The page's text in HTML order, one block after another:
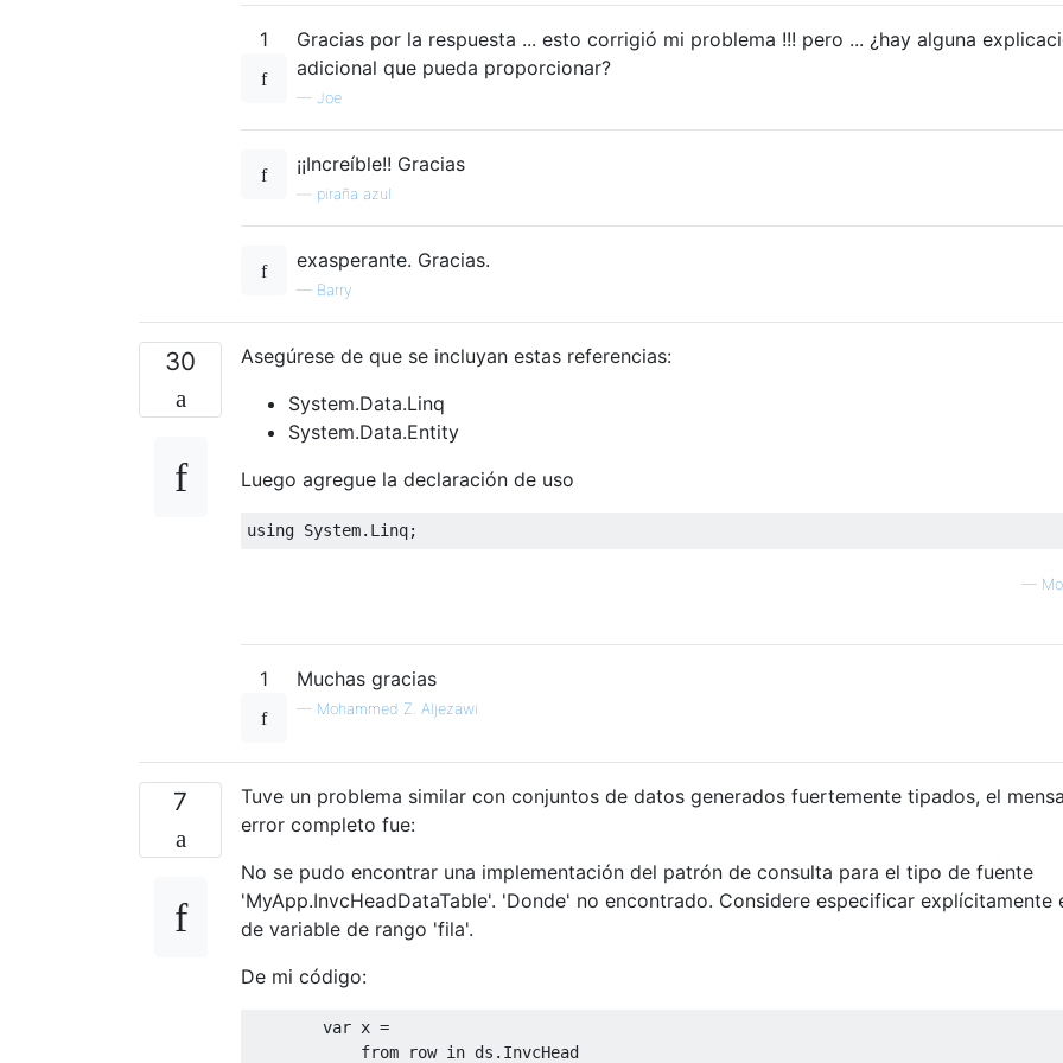
1
Gracias por la respuesta ... esto corrigió mi problema !!! pero ... ¿hay alguna
adicional que pueda proporcionar?
— Joe
¡¡Increíble!! Gracias
piraña azul
exasperante. Gracias.
— Barry
30
Asegúrese de que se incluyan estas referencias:
System.Data.Linq
System.Data.Entity
Luego agregue la declaración de uso
using System. Linq;
—
1 Muchas gracias
— Mohammed Z. Aljezawi
7
Tuve un problema similar con conjuntos de datos generados fuertemente tipados, el
error completo fue:
No se pudo encontrar una implementación del patrón de consulta para el tipo de fuente
'MyApp.InvcHeadDataTable'. 'Donde' no encontrado. Considere especificar explícitamente
de variable de rango 'fila'.
De mi código:
var x =
from row in ds . InvcHead